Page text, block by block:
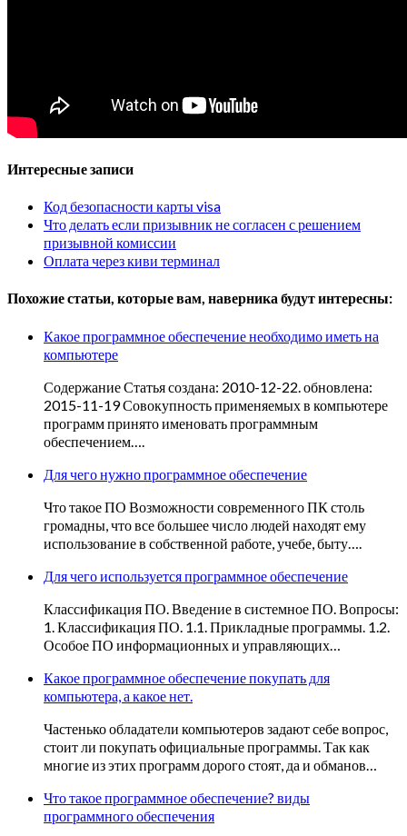
Интересные записи
Код безопасности карты visa
Что делать если призывник не согласен с решением
призывной комиссии
Оплата через киви терминал
Похожие статьи, которые вам, наверника будут интересны:
Какое программное обеспечение необходимо иметь на
компьютере
Содержание Статья создана: 2010-12-22. обновлена:
2015-11-19 Совокупность применяемых в компьютере
программ принято именовать программным
обеспечением….
Для чего нужно программное обеспечение
Что такое ПО Возможности современного ПК столь
громадны, что все большее число людей находят ему
использование в собственной работе, учебе, быту….
Для чего используется программное обеспечение
Классификация ПО. Введение в системное ПО. Вопросы:
1. Классификация ПО. 1.1. Прикладные программы. 1.2.
Особое ПО информационных и управляющих…
Какое программное обеспечение покупать для
компьютера, а какое нет.
Частенько обладатели компьютеров задают себе вопрос,
стоит ли покупать официальные программы. Так как
многие из этих программ дорого стоят, да и обманов…
Что такое программное обеспечение? виды
программного обеспечения